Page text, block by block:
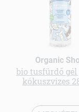
Organic
bio tusfürdő
kókuszvizes